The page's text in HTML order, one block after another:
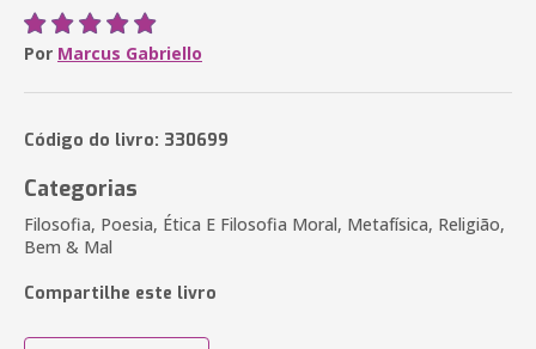
Por Marcus Gabriello
Código do livro: 330699
Categorias
Filosofia, Poesia, Ética E Filosofia Moral, Metafísica, Religião,
Bem & Mal
Compartilhe este livro